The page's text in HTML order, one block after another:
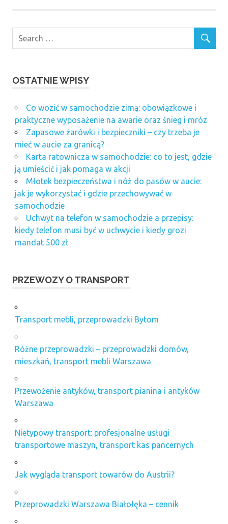
OSTATNIE WPISY
Co wozić w samochodzie zimą: obowiązkowe i
praktyczne wyposażenie na awarie oraz śnieg i mróz
Zapasowe żarówki i bezpieczniki – czy trzeba je
mieć w aucie za granicą?
Karta ratownicza w samochodzie: co to jest, gdzie
ją umieścić i jak pomaga w akcji
Młotek bezpieczeństwa i nóż do pasów w aucie:
jak je wykorzystać i gdzie przechowywać w
samochodzie
Uchwyt na telefon w samochodzie a przepisy:
kiedy telefon musi być w uchwycie i kiedy grozi
mandat 500 zł
PRZEWOZY O TRANSPORT
Transport mebli, przeprowadzki Bytom
Różne przeprowadzki – przeprowadzki domów,
mieszkań, transport mebli Warszawa
Przewożenie antyków, transport pianina i antyków
Warszawa
Nietypowy transport: profesjonalne usługi
transportowe maszyn, transport kas pancernych
Jak wygląda transport towarów do Austrii?
Przeprowadzki Warszawa Białołęka – cennik